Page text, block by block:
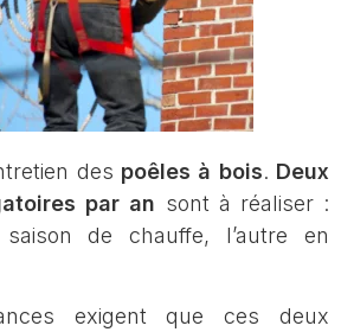
des poêles à bois. Deux
par an sont à réaliser :
de chauffe, l’autre en
exigent que ces deux